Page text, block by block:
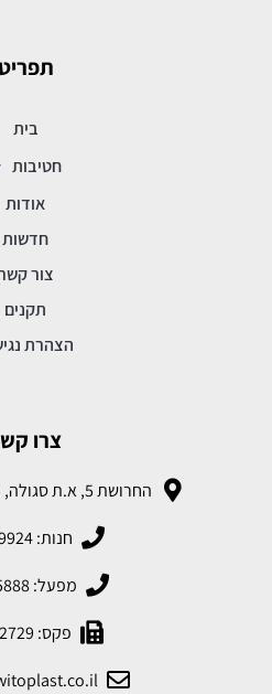
בית
חטיבות
אודות
חדשות
צור
תקנים
הצהרת
צרו
החרושת 5, א.ת סגולה, פתח תקווה 4900710
חנות: 03-934-9924
מפעל: 03-934-5888
פקס: 03-904-2729